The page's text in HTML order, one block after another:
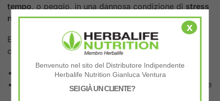
x
Benvenuto nel sito del Distributore Indipendente
Herbalife Nutrition Gianluca Ventura
SEI GIÀ UN CLIENTE?
tempo, o peggio, in una dannosa condizione di stress
non salutare.
Ecco perchè i prodotti della lineaHerbalife24
così ricercati:
Completidi tutti i NUTRIENTI
in modo da apportare quantità di sostanze